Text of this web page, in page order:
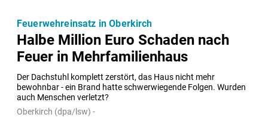
Halbe Million Euro Schaden nach
Feuer in Mehrfamilienhaus
Der Dachstuhl komplett zerstört, das Haus nicht mehr
bewohnbar - ein Brand hatte schwerwiegende Folgen. Wurden
auch Menschen verletzt?
Feuerwehreinsatz in Oberkirch
Oberkirch (dpa/lsw) -